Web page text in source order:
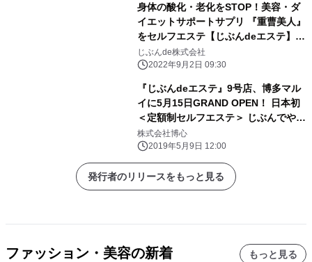
身体の酸化・老化をSTOP！美容・ダ
イエットサポートサプリ 『重曹美人』
をセルフエステ【じぶんdeエステ】が
販売開始
じぶんde株式会社
2022年9月2日 09:30
『じぶんdeエステ』9号店、博多マル
イに5月15日GRAND OPEN！ 日本初
＜定額制セルフエステ＞ じぶんでやる
からコスパ最高♪
株式会社博心
2019年5月9日 12:00
発行者のリリースをもっと見る
ファッション・美容の新着 もっと見る